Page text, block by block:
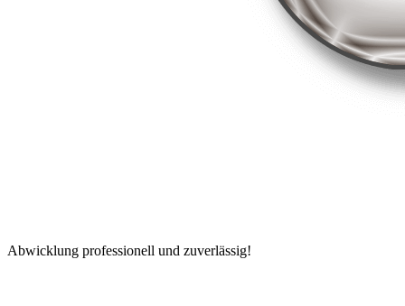
Abwicklung professionell und zuverlässig!